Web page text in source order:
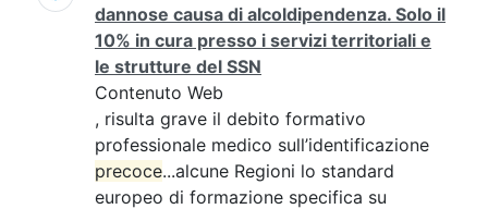
dannose causa di alcoldipendenza. Solo il
10% in cura presso i servizi territoriali e
le strutture del SSN
Contenuto Web
, risulta grave il debito formativo
professionale medico sull’identificazione
precoce...alcune Regioni lo standard
europeo di formazione specifica su